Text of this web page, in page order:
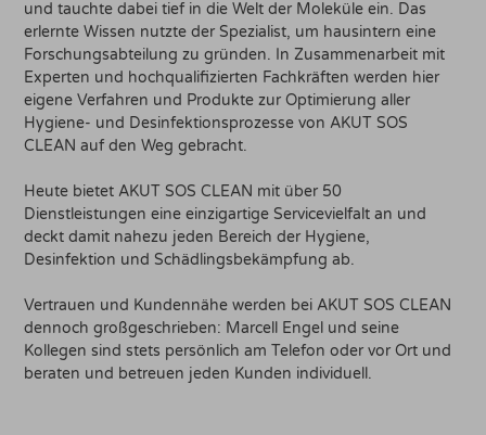
und tauchte dabei tief in die Welt der Moleküle ein. Das
erlernte Wissen nutzte der Spezialist, um hausintern eine
Forschungsabteilung zu gründen. In Zusammenarbeit mit
Experten und hochqualifizierten Fachkräften werden hier
eigene Verfahren und Produkte zur Optimierung aller
Hygiene- und Desinfektionsprozesse von AKUT SOS
CLEAN auf den Weg gebracht.
Heute bietet AKUT SOS CLEAN mit über 50
Dienstleistungen eine einzigartige Servicevielfalt an und
deckt damit nahezu jeden Bereich der Hygiene,
Desinfektion und Schädlingsbekämpfung ab.
Vertrauen und Kundennähe werden bei AKUT SOS CLEAN
dennoch großgeschrieben: Marcell Engel und seine
Kollegen sind stets persönlich am Telefon oder vor Ort und
beraten und betreuen jeden Kunden individuell.